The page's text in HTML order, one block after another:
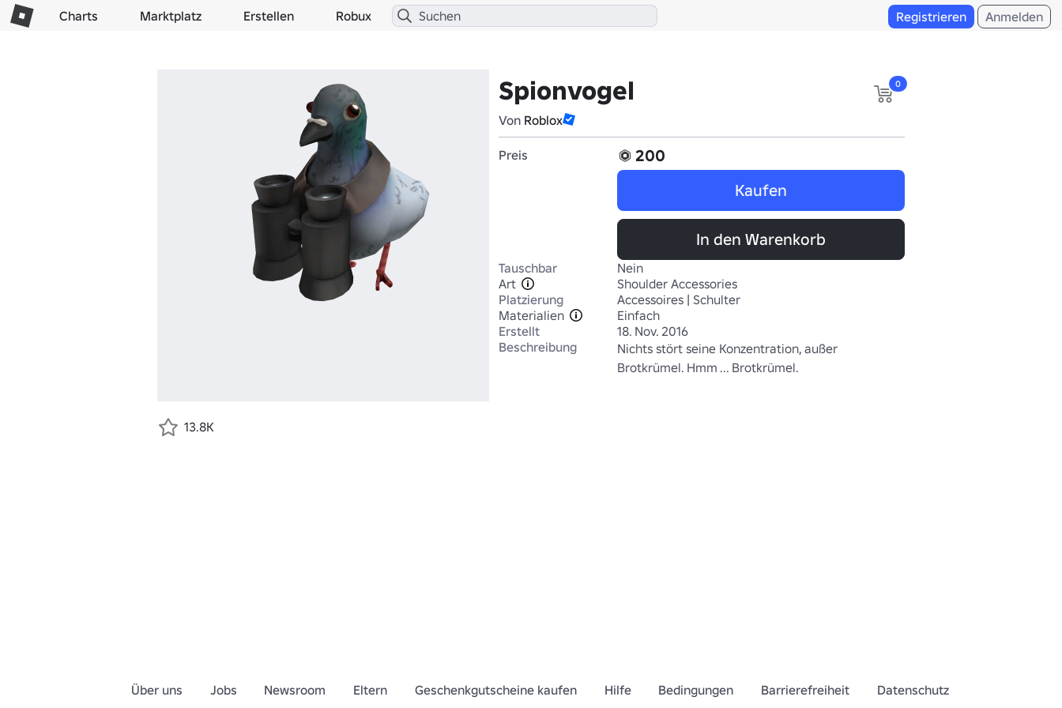
Charts Marktplatz Erstellen Robux Registrieren Anmelden
Spionvogel
Von Roblox
0
Preis
200
Kaufen
In den Warenkorb
Tauschbar
Nein
Art
Shoulder Accessories
Platzierung
Accessoires | Schulter
Materialien
Einfach
Erstellt
18. Nov. 2016
Beschreibung
Nichts stört seine Konzentration, außer
Brotkrümel. Hmm ... Brotkrümel.
13.8K
Über uns Jobs Newsroom Eltern Geschenkgutscheine kaufen Hilfe Bedingungen Barrierefreiheit Datenschutz